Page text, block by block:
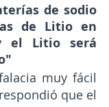
de sodio
de Litio en
el Litio será
muy fácil
que el